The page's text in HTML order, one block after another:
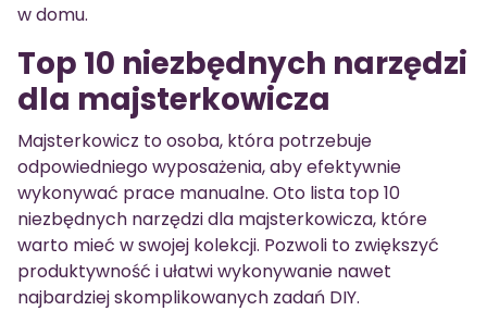
w domu.
Top 10 niezbędnych narzędzi
dla majsterkowicza
Majsterkowicz to osoba, która potrzebuje
odpowiedniego wyposażenia, aby efektywnie
wykonywać prace manualne. Oto lista top 10
niezbędnych narzędzi dla majsterkowicza, które
warto mieć w swojej kolekcji. Pozwoli to zwiększyć
produktywność i ułatwi wykonywanie nawet
najbardziej skomplikowanych zadań DIY.